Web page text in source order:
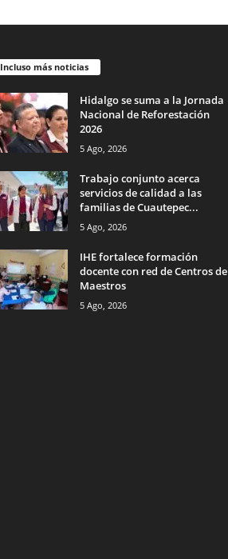
Incluso más noticias
Hidalgo se suma a la Jornada
Nacional de Reforestación
2026
5 Ago, 2026
Trabajo conjunto acerca
servicios de calidad a las
familias de Cuautepec...
5 Ago, 2026
IHE fortalece formación
docente con red de Centros de
Maestros
5 Ago, 2026